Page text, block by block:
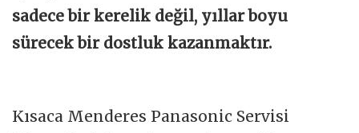
sadece bir kerelik değil, yıllar boyu
sürecek bir dostluk kazanmaktır.
Kısaca Menderes Panasonic Servisi